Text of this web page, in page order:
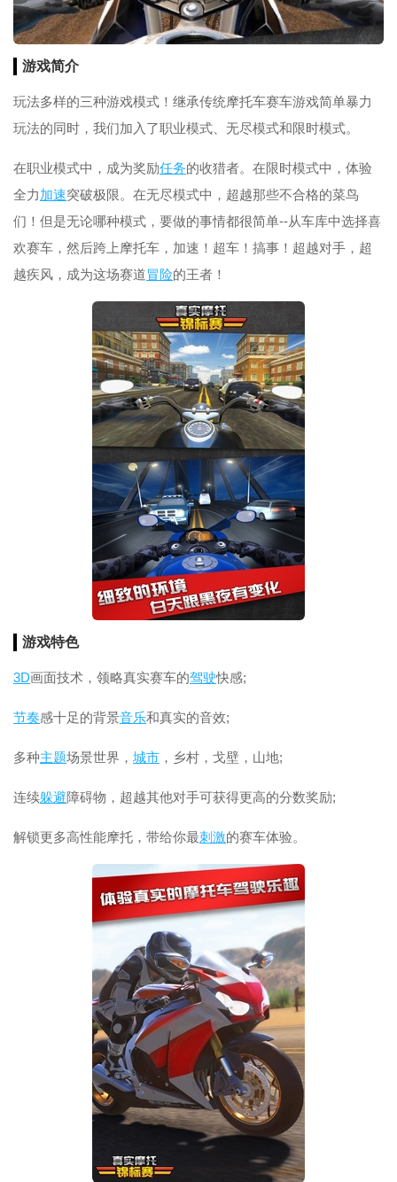
游戏简介
玩法多样的三种游戏模式！继承传统摩托车赛车游戏简单暴力
玩法的同时，我们加入了职业模式、无尽模式和限时模式。
在职业模式中，成为奖励任务的收猎者。在限时模式中，体验
全力加速突破极限。在无尽模式中，超越那些不合格的菜鸟
们！但是无论哪种模式，要做的事情都很简单--从车库中选择喜
欢赛车，然后跨上摩托车，加速！超车！搞事！超越对手，超
越疾风，成为这场赛道冒险的王者！
游戏特色
3D画面技术，领略真实赛车的驾驶快感;
节奏感十足的背景音乐和真实的音效;
多种主题场景世界， 城市 ，乡村，戈壁，山地;
连续躲避障碍物，超越其他对手可获得更高的分数奖励;
解锁更多高性能摩托，带给你最刺激的赛车体验。